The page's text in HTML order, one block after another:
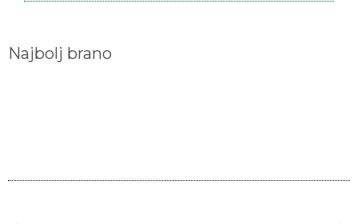
Najbolj brano